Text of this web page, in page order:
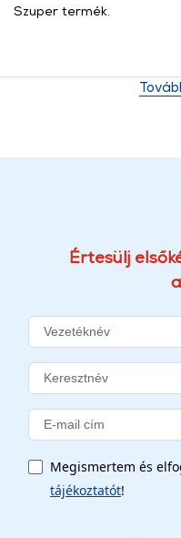
Szuper termék.
Értesülj
Megismertem és
tájékoztatót!